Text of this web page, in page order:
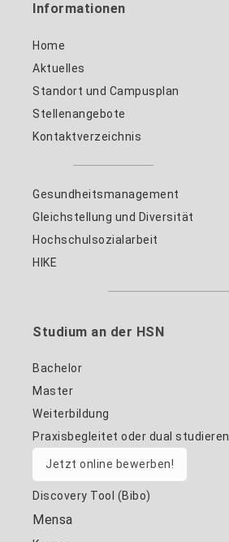
Informationen
Home
Aktuelles
Standort und Campusplan
Stellenangebote
Kontaktverzeichnis
Gesundheitsmanagement
Gleichstellung und Diversität
Hochschulsozialarbeit
HIKE
Studium an der HSN
Bachelor
Master
Weiterbildung
Praxisbegleitet oder dual studieren
Jetzt online bewerben!
Discovery Tool (Bibo)
Mensa